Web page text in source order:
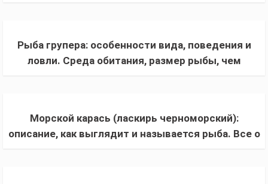
Рыба групера: особенности вида, поведения и
ловли. Среда обитания, размер рыбы, чем
Морской карась (ласкирь черноморский):
описание, как выглядит и называется рыба. Все о